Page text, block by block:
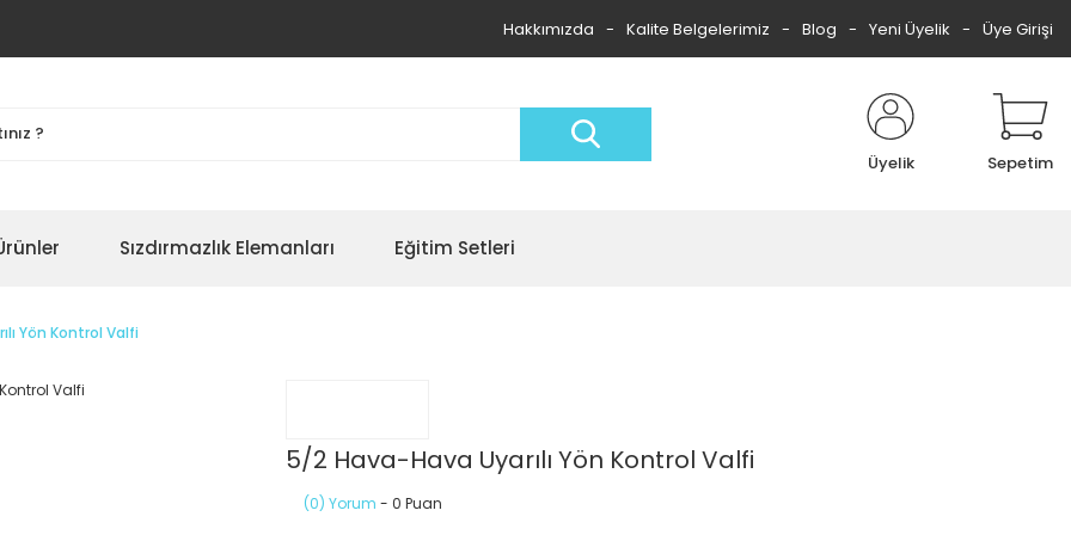
Hakkımızda Kalite Belgelerimiz Blog Yeni Üyelik Üye Girişi
Üyelik Sepetim
Sızdırmazlık Elemanları Eğitim Setleri
Yön Kontrol Valfi
5/2 Hava-Hava Uyarılı Yön Kontrol Valfi
(0) Yorum - 0 Puan